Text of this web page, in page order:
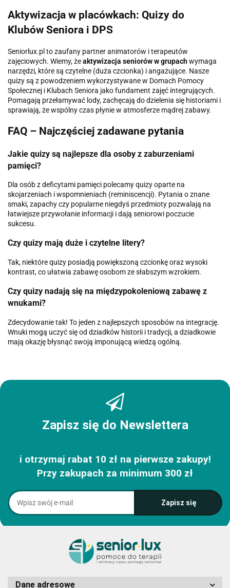
Aktywizacja w placówkach: Quizy do
Klubów Seniora i DPS
Seniorlux.pl to zaufany partner animatorów i terapeutów
zajęciowych. Wiemy, żeaktywizacja seniorów w grupachwymaga
narzędzi, które są czytelne (duża czcionka) i angażujące. Nasze
quizy są z powodzeniem wykorzystywane w Domach Pomocy
Społecznej i Klubach Seniora jako fundament zajęć integrujących.
Pomagają przełamywać lody, zachęcają do dzielenia się historiami i
sprawiają, że wspólny czas płynie w atmosferze mądrej zabawy.
FAQ – Najczęściej zadawane pytania
Jakie quizy są najlepsze dla osoby z zaburzeniami
pamięci?
Dla osób z deficytami pamięci polecamy quizy oparte na
skojarzeniach i wspomnieniach (reminiscencji). Pytania o znane
smaki, zapachy czy popularne niegdyś przedmioty pozwalają na
łatwiejsze przywołanie informacji i dają seniorowi poczucie
sukcesu.
Czy quizy mają duże i czytelne litery?
Tak, niektóre quizy posiadją powiększoną czcionkę oraz wysoki
kontrast, co ułatwia zabawę osobom ze słabszym wzrokiem.
Czy quizy nadają się na międzypokoleniową zabawę z
wnukami?
Zdecydowanie tak! To jeden z najlepszych sposobów na integrację.
Wnuki mogą uczyć się od dziadków historii i tradycji, a dziadkowie
mają okazję błysnąć swoją imponującą wiedzą ogólną.
Zapisz się do Newslettera
i otrzymaj rabat 10 zł na pierwsze zakupy!
Przy zakupach za minimum 300 zł
Dane adresowe